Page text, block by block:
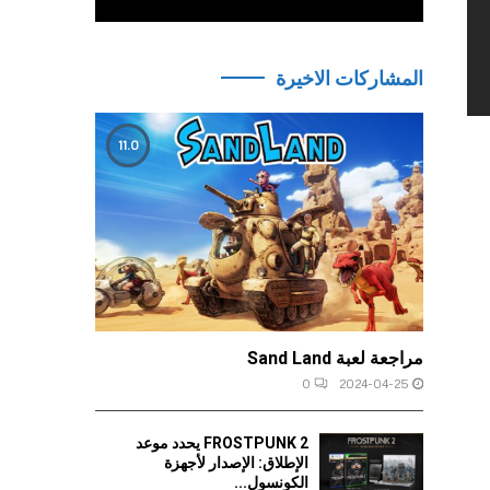
المشاركات الاخيرة
مراجعة لعبة Sand Land
2024-04-25
0
11.0
FROSTPUNK 2 يحدد موعد
الإطلاق: الإصدار لأجهزة
الكونسول...